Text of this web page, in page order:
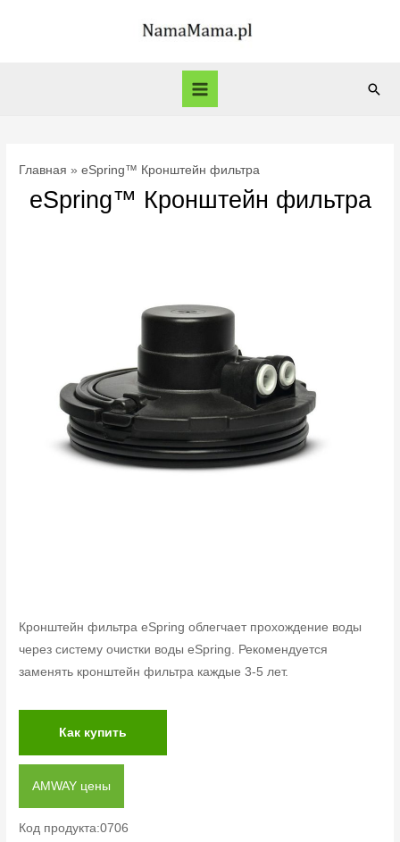
Main
Главная eSpring™ Кронштейн фильтра
eSpring™ Кронштейн фильтра
Кронштейн фильтра eSpring облегчает прохождение воды
через систему очистки воды eSpring. Рекомендуется
заменять кронштейн фильтра каждые 3-5 лет.
Как купить
AMWAY цены
Код продукта:0706